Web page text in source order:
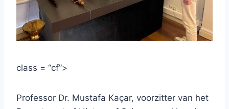
class = “cf”>
Professor Dr. Mustafa Kaçar, voorzitter van het